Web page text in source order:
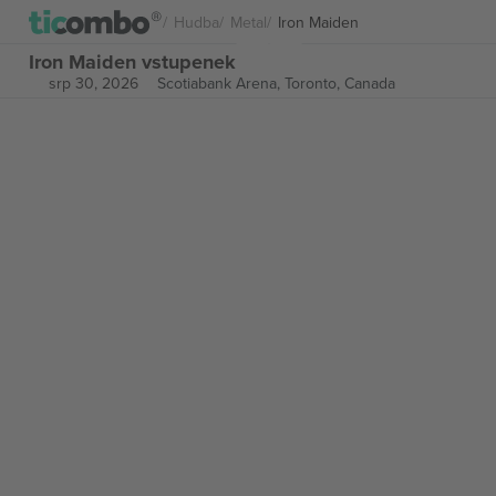
Hudba Metal Iron Maiden
Iron Maiden vstupenek
srp 30, 2026 Scotiabank Arena, Toronto, Canada